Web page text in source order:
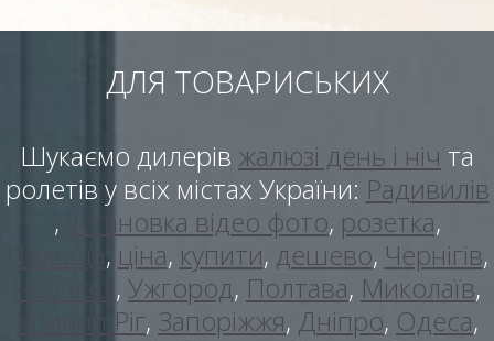
ДЛЯ ТОВАРИСЬКИХ
Шукаємо дилерів жалюзі день і ніч та
ролетів у всіх містах України: Радивилів
,
установка відео фото, розетка,
Польща, ціна, купити, дешево, Чернігів,
Чернівці , Ужгород, Полтава, Миколаїв,
Кривий Ріг, Запоріжжя, Дніпро, Одеса,